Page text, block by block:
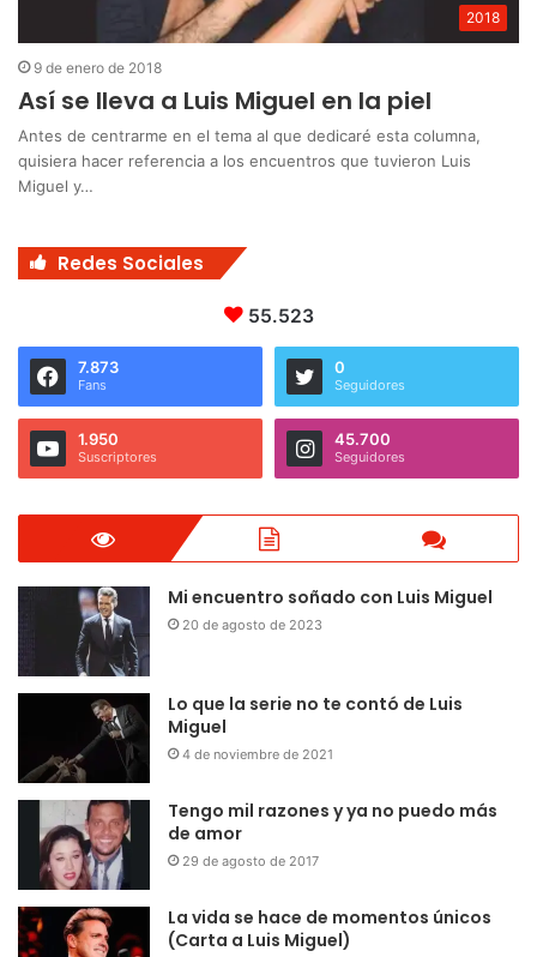
2018
9 de enero de 2018
Así se lleva a Luis Miguel en la piel
Antes de centrarme en el tema al que dedicaré esta columna,
quisiera hacer referencia a los encuentros que tuvieron Luis
Miguel y…
Redes Sociales
55.523
7.873
Fans
0
Seguidores
1.950
Suscriptores
45.700
Seguidores
Mi encuentro soñado con Luis Miguel
20 de agosto de 2023
Lo que la serie no te contó de Luis
Miguel
4 de noviembre de 2021
Tengo mil razones y ya no puedo más
de amor
29 de agosto de 2017
La vida se hace de momentos únicos
(Carta a Luis Miguel)